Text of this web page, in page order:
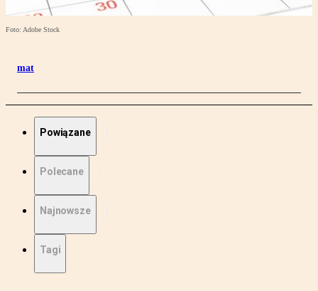
Foto: Adobe Stock
mat
Powiązane
Polecane
Najnowsze
Tagi